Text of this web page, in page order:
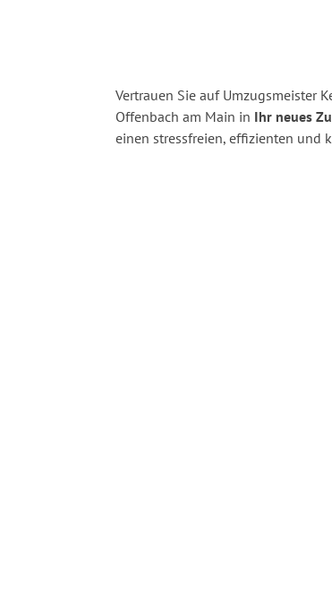
Vertrauen Sie auf Umzugsmeister
Offenbach am Main in Ihr neues
einen stressfreien, effizienten und